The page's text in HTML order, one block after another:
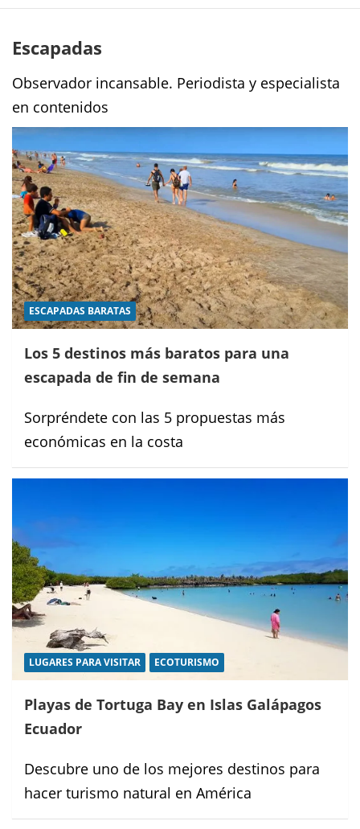
Escapadas
Observador incansable. Periodista y especialista
en contenidos
ESCAPADAS BARATAS
Los 5 destinos más baratos para una
escapada de fin de semana
Sorpréndete con las 5 propuestas más
económicas en la costa
LUGARES PARA VISITAR ECOTURISMO
Playas de Tortuga Bay en Islas Galápagos
Ecuador
Descubre uno de los mejores destinos para
hacer turismo natural en América